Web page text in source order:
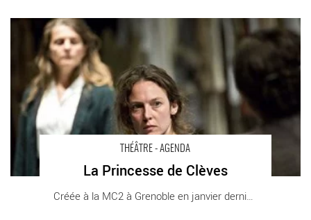
THÉÂTRE - AGENDA
La Princesse de Clèves
Créée à la MC2 à Grenoble en janvier dernier, [...]
La Princesse de Clèves - Critique sortie Théâtre Grenoble MC2
Grenoble